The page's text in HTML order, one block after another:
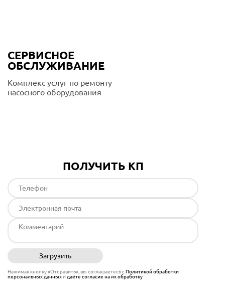
СЕРВИСНОЕ
ОБСЛУЖИВАНИЕ
Комплекс услуг по ремонту
насосного оборудования
ПОЛУЧИТЬ КП
Загрузить
Нажимая кнопку «Отправить», вы соглашаетесь сПолитикой обработки
персональных данныхи даёте согласие на их обработку